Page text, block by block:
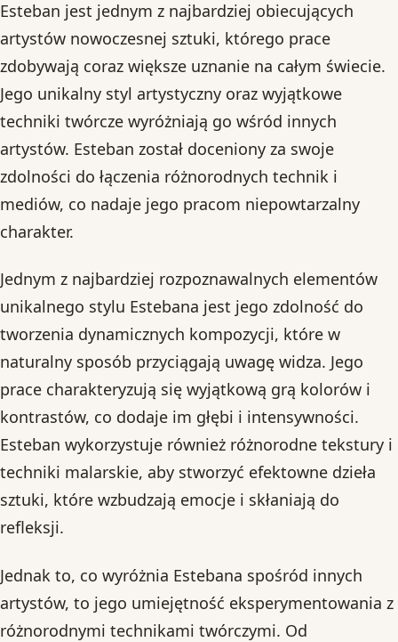
Esteban jest jednym z najbardziej obiecujących
artystów nowoczesnej sztuki, którego prace
zdobywają coraz większe uznanie na całym świecie.
Jego unikalny styl artystyczny oraz wyjątkowe
techniki twórcze wyróżniają go wśród innych
artystów. Esteban został doceniony za swoje
zdolności do łączenia różnorodnych technik i
mediów, co nadaje jego pracom niepowtarzalny
charakter.
Jednym z najbardziej rozpoznawalnych elementów
unikalnego stylu Estebana jest jego zdolność do
tworzenia dynamicznych kompozycji, które w
naturalny sposób przyciągają uwagę widza. Jego
prace charakteryzują się wyjątkową grą kolorów i
kontrastów, co dodaje im głębi i intensywności.
Esteban wykorzystuje również różnorodne tekstury i
techniki malarskie, aby stworzyć efektowne dzieła
sztuki, które wzbudzają emocje i skłaniają do
refleksji.
Jednak to, co wyróżnia Estebana spośród innych
artystów, to jego umiejętność eksperymentowania z
różnorodnymi technikami twórczymi. Od